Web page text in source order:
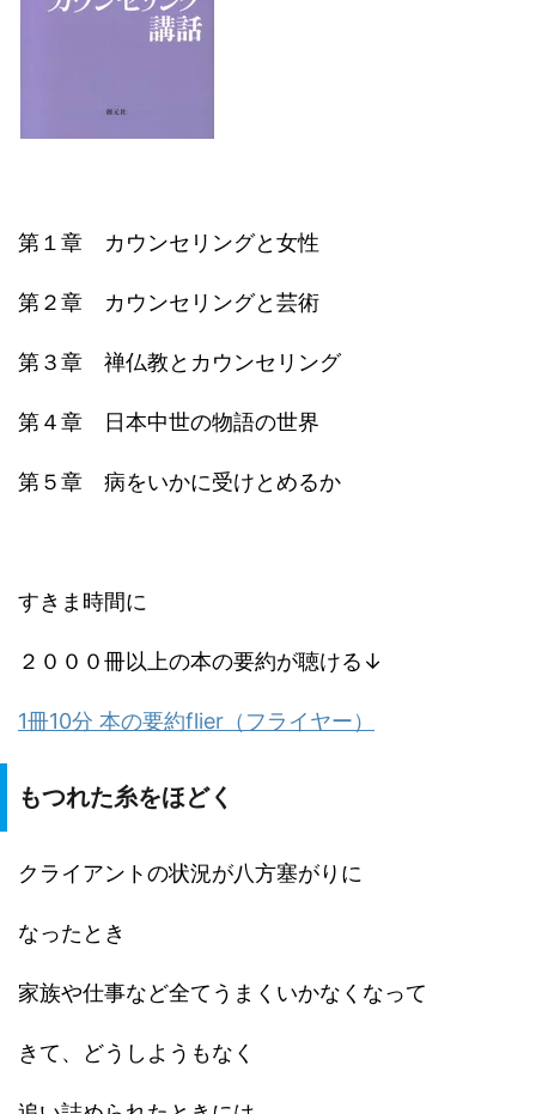
第１章 カウンセリングと女性
第２章 カウンセリングと芸術
第３章 禅仏教とカウンセリング
第４章 日本中世の物語の世界
第５章 病をいかに受けとめるか
すきま時間に
２０００冊以上の本の要約が聴ける↓
1冊10分 本の要約flier（フライヤー）
もつれた糸をほどく
クライアントの状況が八方塞がりに
なったとき
家族や仕事など全てうまくいかなくなって
きて、どうしようもなく